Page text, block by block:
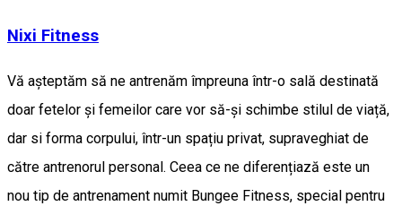
Nixi Fitness
Vă așteptăm să ne antrenăm împreuna într-o sală destinată
doar fetelor și femeilor care vor să-și schimbe stilul de viață,
dar si forma corpului, într-un spațiu privat, supraveghiat de
către antrenorul personal. Ceea ce ne diferențiază este un
nou tip de antrenament numit Bungee Fitness, special pentru